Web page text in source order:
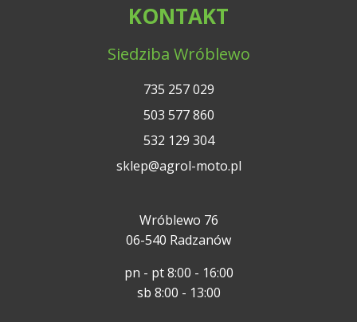
KONTAKT
Siedziba Wróblewo
735 257 029
503 577 860
532 129 304
sklep@agrol-moto.pl
Wróblewo 76
06-540 Radzanów
pn - pt 8:00 - 16:00
sb 8:00 - 13:00